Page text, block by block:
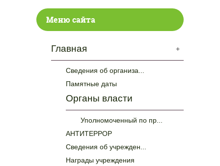
Меню сайта
+
Главная
Сведения об организа...
Памятные даты
Органы власти
Уполномоченный по пр...
АНТИТЕРРОР
Сведения об учрежден...
Награды учреждения